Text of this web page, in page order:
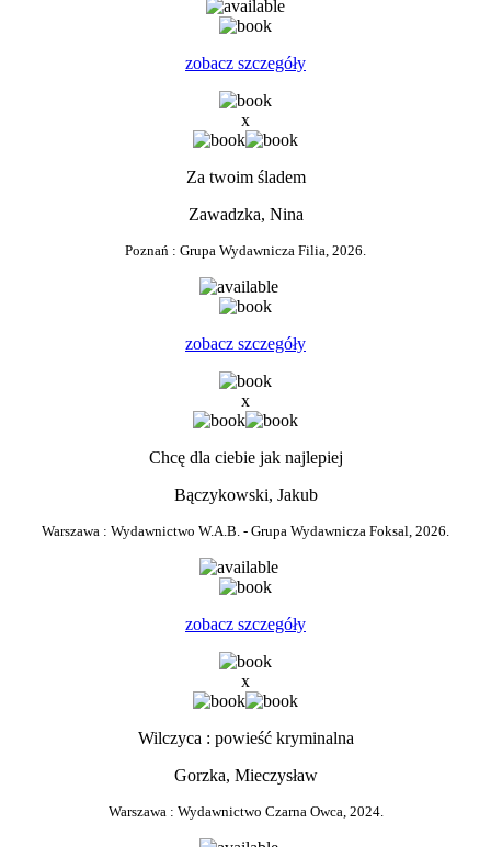
zobacz szczegóły
x
Za twoim śladem
Zawadzka, Nina
Poznań : Grupa Wydawnicza Filia, 2026.
zobacz szczegóły
x
Chcę dla ciebie jak najlepiej
Bączykowski, Jakub
Warszawa : Wydawnictwo W.A.B. - Grupa Wydawnicza Foksal, 2026.
zobacz szczegóły
x
Wilczyca : powieść kryminalna
Gorzka, Mieczysław
Warszawa : Wydawnictwo Czarna Owca, 2024.